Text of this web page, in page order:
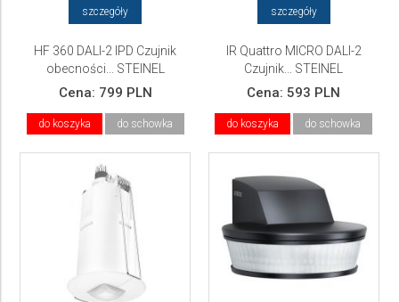
szczegóły
HF 360 DALI-2 IPD Czujnik
obecności... STEINEL
Cena: 799 PLN
do koszyka do schowka
szczegóły
IR Quattro MICRO DALI-2
Czujnik... STEINEL
Cena: 593 PLN
do koszyka do schowka